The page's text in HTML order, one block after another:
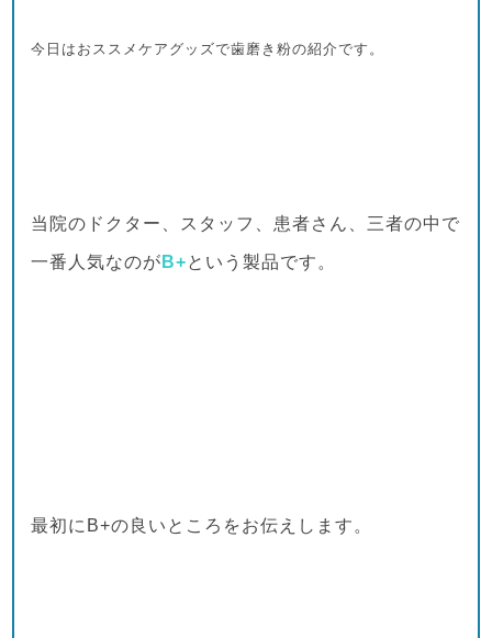
今日は おススメケアグッズで歯磨き粉の紹介です 。
当院のドクター、スタッフ、患者さん、三者の中で
一番人気なのが B+という製品です。
最初にB+の良いところをお伝えします。